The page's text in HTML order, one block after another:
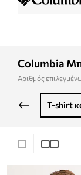
Columbia
Αριθμός
t-shirt